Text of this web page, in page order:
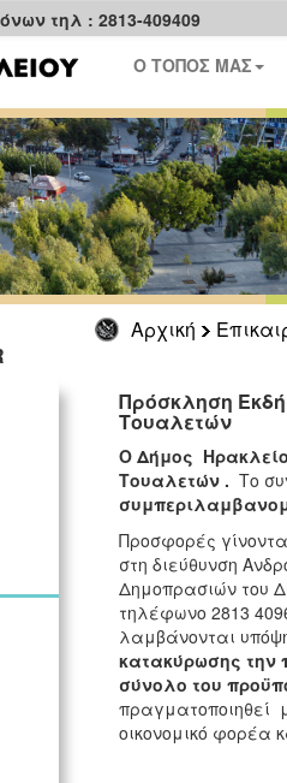
τηλ : 2813-409409
Ο ΤΟΠΟΣ ΜΑΣ
Αρχική
Πρόσκληση
Τουαλετών
Ο Δήμος
Τουαλετών . Το
Προσφορές
στη διεύθυνση
Δημοπρασιών του
τηλέφωνο 2813
λαμβάνονται
κατακύρωσης την
σύνολο του
πραγματοποιηθεί
οικονομικό φορέα